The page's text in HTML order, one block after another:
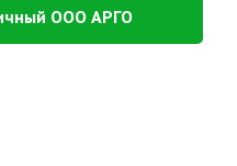
ООО АРГО